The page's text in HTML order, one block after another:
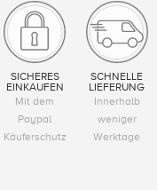
SICHERES
EINKAUFEN
Mit dem
Paypal
Käuferschutz
SCHNELLE
LIEFERUNG
Innerhalb
weniger
Werktage